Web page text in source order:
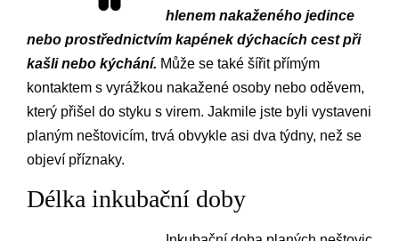
hlenem nakaženého jedince
nebo prostřednictvím kapének dýchacích cest při
kašli nebo kýchání. Může se také šířit přímým
kontaktem s vyrážkou nakažené osoby nebo oděvem,
který přišel do styku s virem. Jakmile jste byli vystaveni
planým neštovicím, trvá obvykle asi dva týdny, než se
objeví příznaky.
Délka inkubační doby